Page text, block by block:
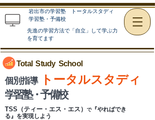
岩出市の学習塾 トータルスタディ
学習塾・予備校
先進の学習方法で「自立」して学ぶ力
を育てます
個別指導 トータルスタディ
学習塾・予備校
Total Study School
TSS（ティー・エス・エス） で『やればでき
る』を実現しよう